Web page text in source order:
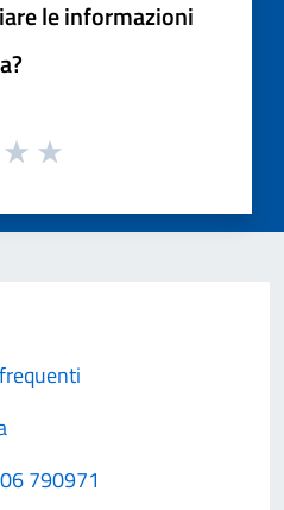
le informazioni
790971